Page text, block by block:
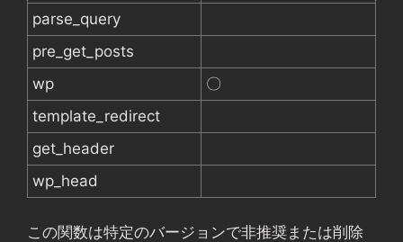
parse_query
pre_get_posts
wp
〇
template_redirect
get_header
wp_head
この関数は特定のバージョンで非推奨または削除